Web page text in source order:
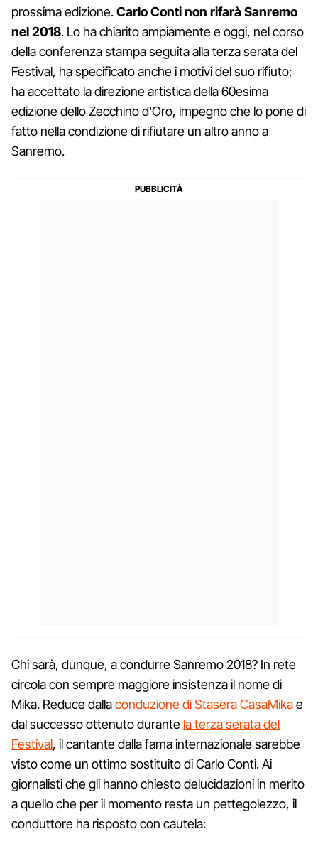
prossima edizione.Carlo Conti non rifarà Sanremo
nel 2018. Lo ha chiarito ampiamente e oggi, nel corso
della conferenza stampa seguita alla terza serata del
Festival, ha specificato anche i motivi del suo rifiuto:
ha accettato la direzione artistica della 60esima
edizione dello Zecchino d'Oro, impegno che lo pone di
fatto nella condizione di rifiutare un altro anno a
Sanremo.
Chi sarà, dunque, a condurre Sanremo 2018? In rete
circola con sempre maggiore insistenza il nome di
Mika. Reduce dallaconduzione di Stasera CasaMikae
dal successo ottenuto durante la terza serata del
Festival, il cantante dalla fama internazionale sarebbe
visto come un ottimo sostituito di Carlo Conti. Ai
giornalisti che gli hanno chiesto delucidazioni in merito
a quello che per il momento resta un pettegolezzo, il
conduttore ha risposto con cautela: